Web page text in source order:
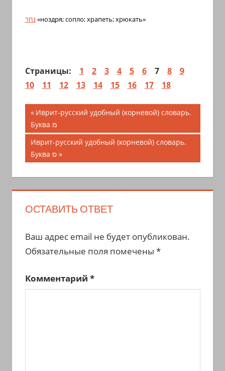
נחר «ноздря; сопло; храпеть; хрюкать»
Страницы: 1 2 3 4 5 6 7 8
9
10
11 12 13 14 15 16 17 18
Навигация
по
записям
Предыдущая
запись;
Иврит-русский удобный (корневой) словарь.
Буква מ
Следующая
запись:
Иврит-русский удобный (корневой) словарь.
Буква ס
ОСТАВИТЬ ОТВЕТ
Ваш адрес email не будет опубликован.
Обязательные поля помечены *
Комментарий *